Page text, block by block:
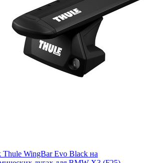
Thule WingBar Evo Black на